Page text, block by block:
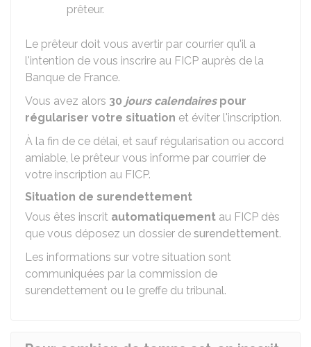
prêteur.
Le prêteur doit vous avertir par courrier qu'il a
l'intention de vous inscrire au FICP auprès de la
Banque de France.
Vous avez alors 30 jours calendairespour
régulariser votre situation et éviter l'inscription.
À la fin de ce délai, et sauf régularisation ou accord
amiable, le prêteur vous informe par courrier de
votre inscription au FICP.
Situation de surendettement
Vous êtes inscrit automatiquement au FICP dès
que vous déposez un dossier de surendettement.
Les informations sur votre situation sont
communiquées par la commission de
surendettement ou le greffe du tribunal.